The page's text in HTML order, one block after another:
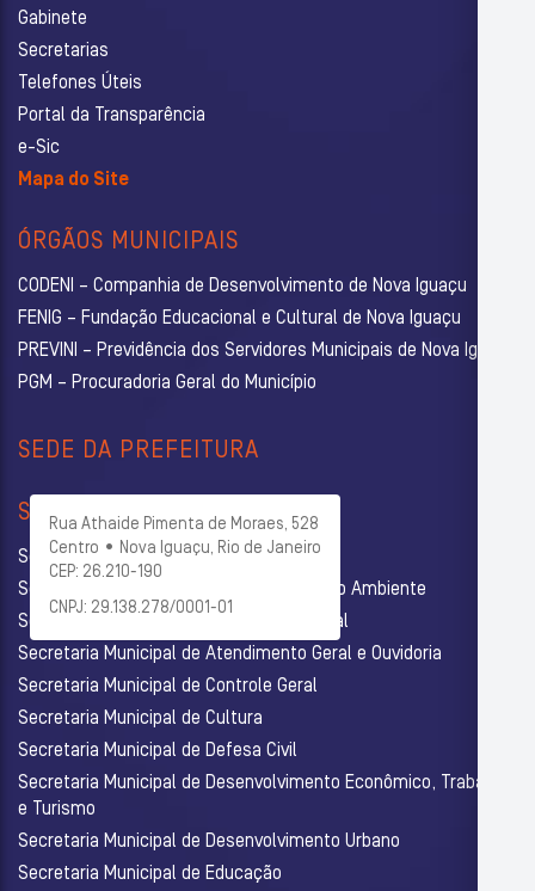
Gabinete
Secretarias
Telefones Úteis
Portal da Transparência
e-Sic
Mapa do Site
ÓRGÃOS MUNICIPAIS
CODENI – Companhia de Desenvolvimento de Nova Iguaçu
FENIG – Fundação Educacional e Cultural de Nova Iguaçu
PREVINI – Previdência dos Servidores Municipais de Nova Iguaçu
PGM – Procuradoria Geral do Município
SEDE DA PREFEITURA
Rua Athaide Pimenta de Moraes, 528
Centro • Nova Iguaçu, Rio de Janeiro
CEP: 26.210-190
CNPJ: 29.138.278/0001-01
SECRETARIAS
Secretaria Municipal de Administração
Secretaria Municipal de Agricultura e Meio Ambiente
Secretaria Municipal de Assistência Social
Secretaria Municipal de Atendimento Geral e Ouvidoria
Secretaria Municipal de Controle Geral
Secretaria Municipal de Cultura
Secretaria Municipal de Defesa Civil
Secretaria Municipal de Desenvolvimento Econômico, Trabalho
e Turismo
Secretaria Municipal de Desenvolvimento Urbano
Secretaria Municipal de Educação